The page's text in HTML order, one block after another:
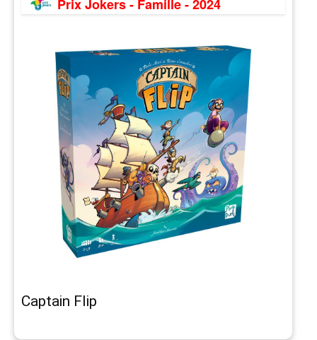
Prix Jokers - Famille - 2024
Captain Flip